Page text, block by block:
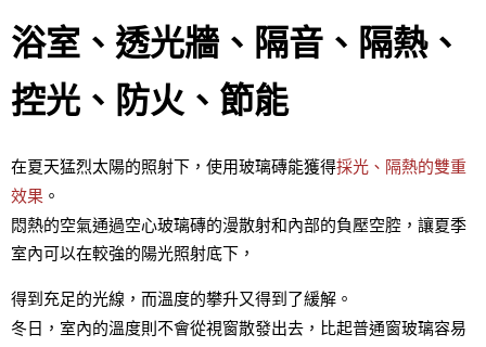
浴室、透光牆、隔音、隔熱、
控光、防火、節能
在夏天猛烈太陽的照射下，使用玻璃磚能獲得採光、隔熱的雙重
效果 。
悶熱的空氣通過空心玻璃磚的漫散射和內部的負壓空腔，讓夏季
室內可以在較強的陽光照射底下，
得到充足的光線，而溫度的攀升又得到了緩解。
冬日，室內的溫度則不會從視窗散發出去，比起普通窗玻璃容易